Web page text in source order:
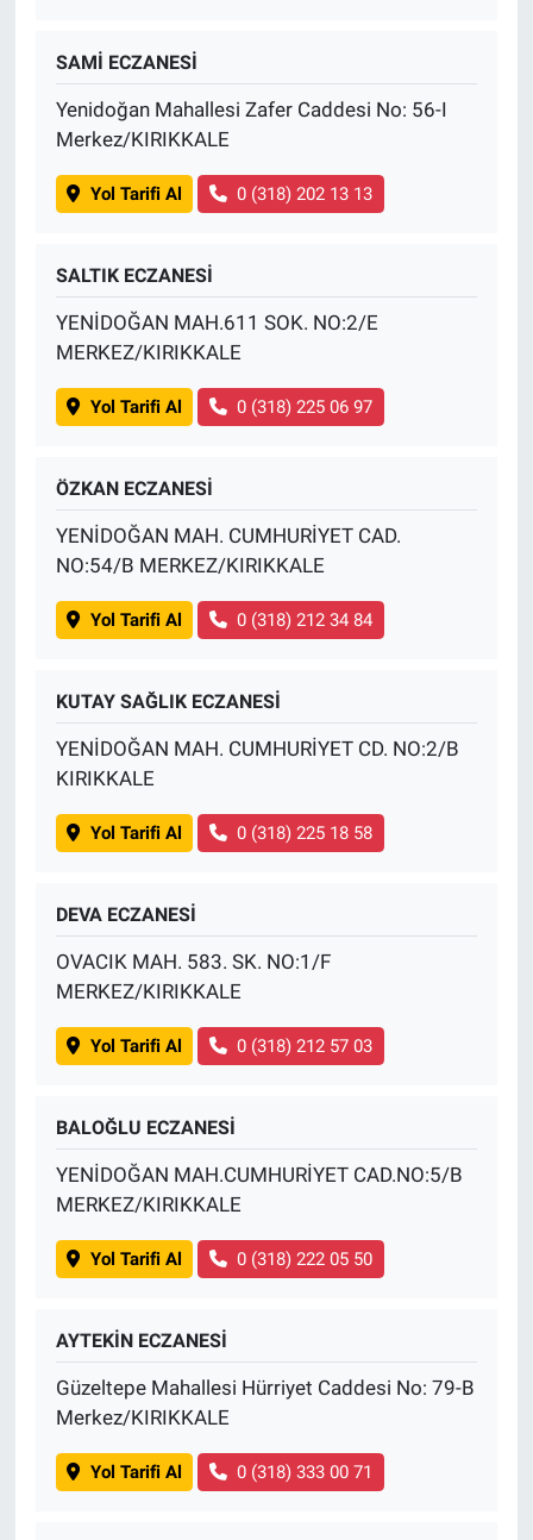
SAMİ ECZANESİ
Yenidoğan Mahallesi Zafer Caddesi No: 56-I
Merkez/KIRIKKALE
Yol Tarifi Al 0 (318) 202 13 13
SALTIK ECZANESİ
YENİDOĞAN MAH.611 SOK. NO:2/E
MERKEZ/KIRIKKALE
Yol Tarifi Al 0 (318) 225 06 97
ÖZKAN ECZANESİ
YENİDOĞAN MAH. CUMHURİYET CAD.
NO:54/B MERKEZ/KIRIKKALE
Yol Tarifi Al 0 (318) 212 34 84
KUTAY SAĞLIK ECZANESİ
YENİDOĞAN MAH. CUMHURİYET CD. NO:2/B
KIRIKKALE
Yol Tarifi Al 0 (318) 225 18 58
DEVA ECZANESİ
OVACIK MAH. 583. SK. NO:1/F
MERKEZ/KIRIKKALE
Yol Tarifi Al 0 (318) 212 57 03
BALOĞLU ECZANESİ
YENİDOĞAN MAH.CUMHURİYET CAD.NO:5/B
MERKEZ/KIRIKKALE
Yol Tarifi Al 0 (318) 222 05 50
AYTEKİN ECZANESİ
Güzeltepe Mahallesi Hürriyet Caddesi No: 79-B
Merkez/KIRIKKALE
Yol Tarifi Al 0 (318) 333 00 71